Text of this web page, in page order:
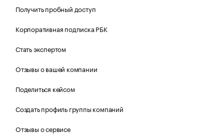
Получить пробный доступ
Корпоративная подписка РБК
Стать экспертом
Отзывы о вашей компании
Поделиться кейсом
Создать профиль группы компаний
Отзывы о сервисе